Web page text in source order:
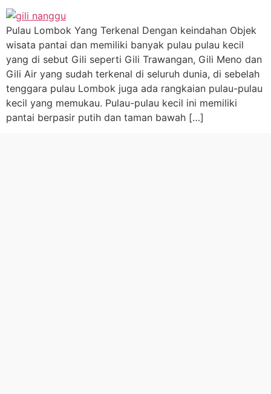
Pulau Lombok Yang Terkenal Dengan keindahan Objek
wisata pantai dan memiliki banyak pulau pulau kecil
yang di sebut Gili seperti Gili Trawangan, Gili Meno dan
Gili Air yang sudah terkenal di seluruh dunia, di sebelah
tenggara pulau Lombok juga ada rangkaian pulau-pulau
kecil yang memukau. Pulau-pulau kecil ini memiliki
pantai berpasir putih dan taman bawah […]